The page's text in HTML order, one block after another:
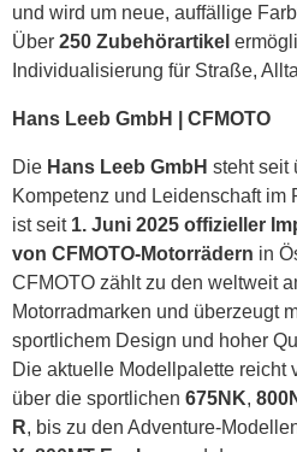
und wird um neue, auffällige
Über 250 Zubehörartikel
Individualisierung für Straße,
Hans Leeb GmbH | CFMOTO
Die Hans Leeb GmbH steht seit
Kompetenz und Leidenschaft im
ist seit 1. Juni 2025 offizieller
von CFMOTO-Motorrädern in
CFMOTO zählt zu den weltweit
Motorradmarken und überzeugt
sportlichem Design und hoher
Die aktuelle Modellpalette reicht
über die sportlichen 675NK,
R, bis zu den Adventure-